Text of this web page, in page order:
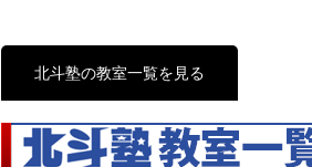
北斗塾の教室一覧を見る